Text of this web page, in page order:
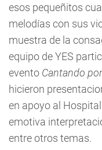
esos pequeñitos
melodías con sus
muestra de la
equipo de YES
evento Cantando
hicieron
en apoyo al
emotiva
entre otros temas.